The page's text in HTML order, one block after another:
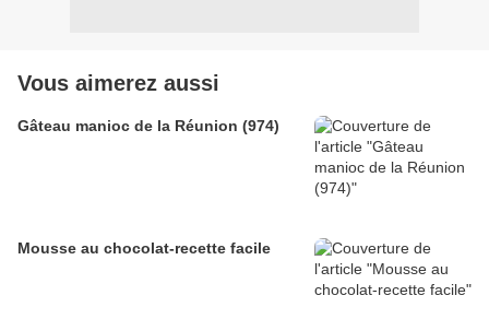
Vous aimerez aussi
Gâteau manioc de la Réunion (974)
Mousse au chocolat-recette facile